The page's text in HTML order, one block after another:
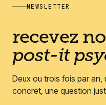
NEWSLETTER
recevez
post-it
Deux ou trois fois par an,
concret, une question